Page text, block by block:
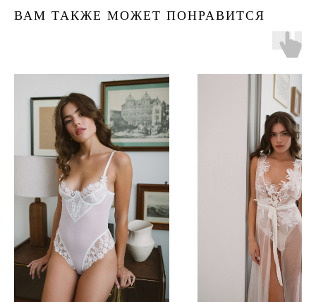
ВАМ ТАКЖЕ МОЖЕТ ПОНРАВИТСЯ